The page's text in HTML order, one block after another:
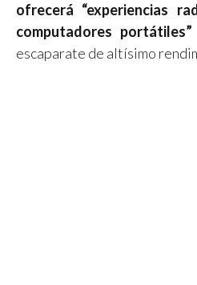
ofrecerá “experiencias
computadores portátiles”
escaparate de altísimo